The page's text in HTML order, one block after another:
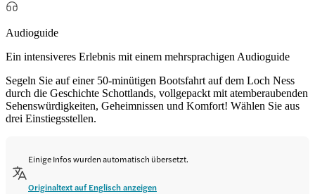
Audioguide
Ein intensiveres Erlebnis mit einem mehrsprachigen Audioguide
Segeln Sie auf einer 50-minütigen Bootsfahrt auf dem Loch Ness
durch die Geschichte Schottlands, vollgepackt mit atemberaubenden
Sehenswürdigkeiten, Geheimnissen und Komfort! Wählen Sie aus
drei Einstiegsstellen.
Einige Infos wurden automatisch übersetzt.
Originaltext auf Englisch anzeigen